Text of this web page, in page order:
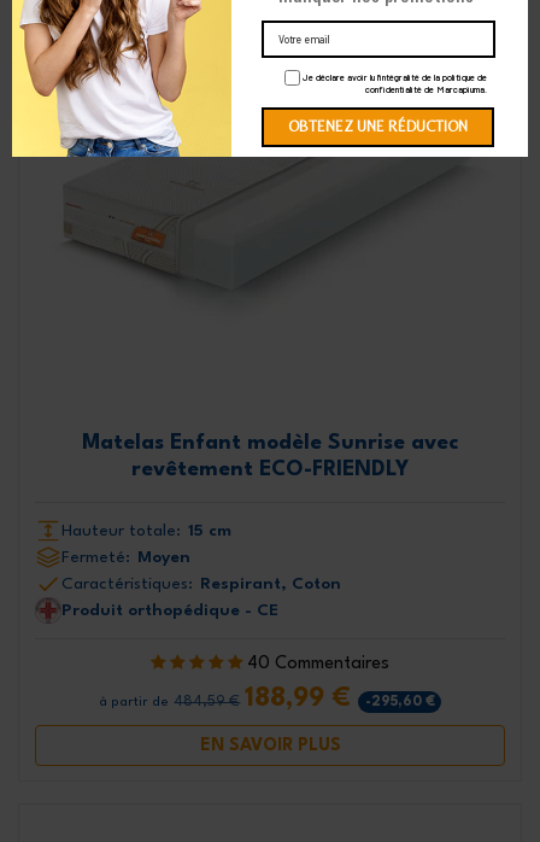
Matelas Enfant modèle Sunrise avec
revêtement ECO-FRIENDLY
Hauteur totale: 15 cm
Fermeté:
Moyen
Caractéristiques:
Respirant, Coton
Produit orthopédique - CE
40 Commentaires
à partir de 484,59 € 188,99 € -295,60 €
EN SAVOIR PLUS
Je déclare avoir lu l'intégralité de la politique de
confidentialité de Marcapiuma.